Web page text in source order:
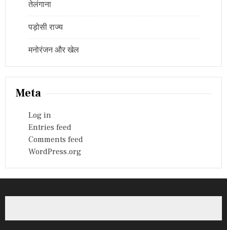
तेलंगाना
पड़ोसी राज्य
मनोरंजन और खेल
Meta
Log in
Entries feed
Comments feed
WordPress.org